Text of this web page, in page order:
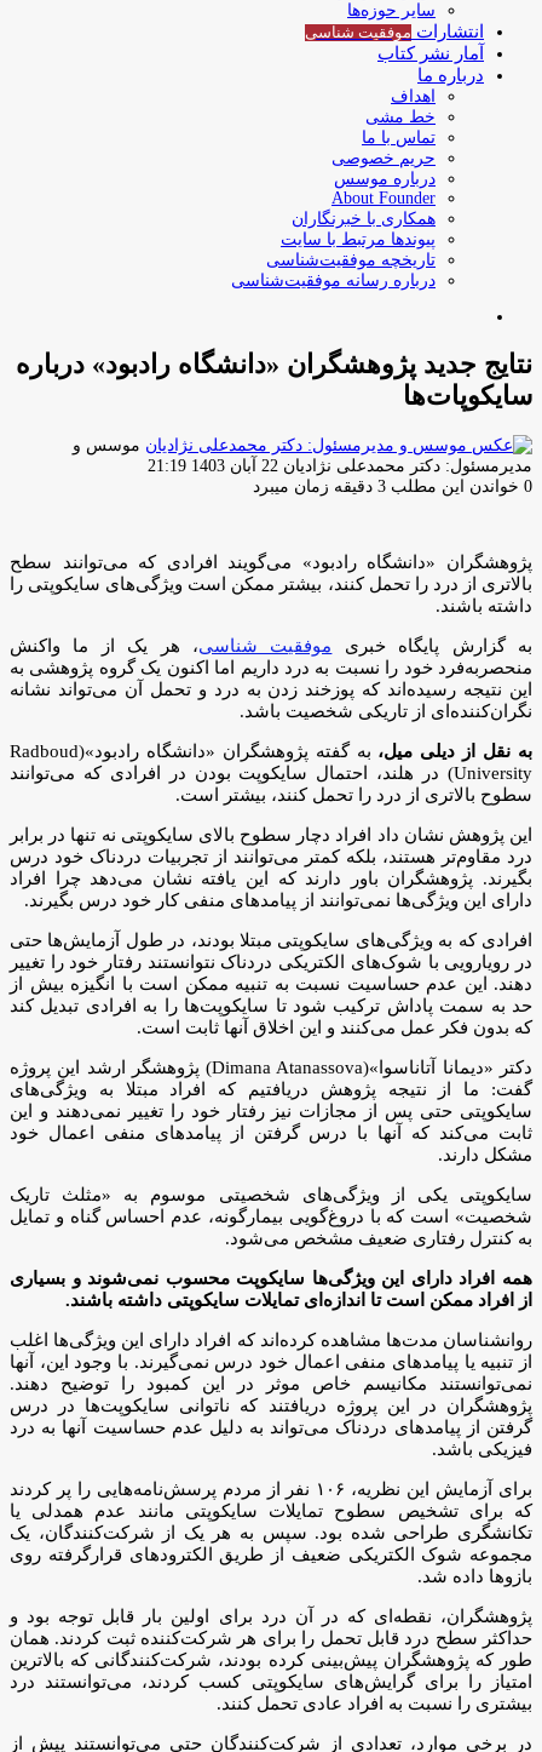
سایر حوزه‌ها
انتشارات موفقیت‌ شناسی
آمار نشر کتاب
درباره ما
اهداف
خط مشی
تماس با ما
حریم خصوصی
درباره موسس
About Founder
همکاری با خبرنگاران
پیوندها مرتبط با سایت
تاریخچه موفقیت‌شناسی
درباره رسانه موفقیت‌شناسی
نتایج جدید پژوهشگران «دانشگاه رادبود» درباره
سایکوپات‌ها
موسس و
مدیرمسئول: دکتر محمدعلی نژادیان ارسال
ایمیل
22 آبان 1403 21:19
0 خواندن این مطلب 3 دقیقه زمان میبرد
پژوهشگران «دانشگاه رادبود» می‌گویند افرادی که می‌توانند سطح
بالاتری از درد را تحمل کنند، بیشتر ممکن است ویژگی‌های سایکوپتی را
داشته باشند.
به گزارش پایگاه خبری موفقیت شناسی، هر یک از ما واکنش
منحصربه‌فرد خود را نسبت به درد داریم اما اکنون یک گروه پژوهشی به
این نتیجه رسیده‌اند که پوزخند زدن به درد و تحمل آن می‌تواند نشانه
نگران‌کننده‌ای از تاریکی شخصیت باشد.
به نقل از دیلی میل،
به گفته پژوهشگران «دانشگاه رادبود»(Radboud
University) در هلند، احتمال سایکوپت بودن در افرادی که می‌توانند
سطوح بالاتری از درد را تحمل کنند، بیشتر است.
این پژوهش نشان داد افراد دچار سطوح بالای سایکوپتی نه تنها در برابر
درد مقاوم‌تر هستند، بلکه کمتر می‌توانند از تجربیات دردناک خود درس
بگیرند. پژوهشگران باور دارند که این یافته نشان می‌دهد چرا افراد
دارای این ویژگی‌ها نمی‌توانند از پیامدهای منفی کار خود درس بگیرند.
افرادی که به ویژگی‌های سایکوپتی مبتلا بودند، در طول آزمایش‌ها حتی
در رویارویی با شوک‌های الکتریکی دردناک نتوانستند رفتار خود را تغییر
دهند. این عدم حساسیت نسبت به تنبیه ممکن است با انگیزه بیش از
حد به سمت پاداش ترکیب شود تا سایکوپت‌ها را به افرادی تبدیل کند
که بدون فکر عمل می‌کنند و این اخلاق آنها ثابت است.
دکتر «دیمانا آتاناسوا»(Dimana Atanassova) پژوهشگر ارشد این پروژه
گفت: ما از نتیجه پژوهش‌ دریافتیم که افراد مبتلا به ویژگی‌های
سایکوپتی حتی پس از مجازات نیز رفتار خود را تغییر نمی‌دهند و این
ثابت می‌کند که آنها با درس گرفتن از پیامدهای منفی اعمال خود
مشکل دارند.
سایکوپتی یکی از ویژگی‌های شخصیتی موسوم به «مثلث تاریک
شخصیت» است که با دروغ‌گویی بیمارگونه، عدم احساس گناه و تمایل
به کنترل رفتاری ضعیف مشخص می‌شود.
همه افراد دارای این ویژگی‌ها سایکوپت محسوب نمی‌شوند و بسیاری
از افراد ممکن است تا اندازه‌ای تمایلات سایکوپتی داشته باشند.
روانشناسان مدت‌ها مشاهده کرده‌اند که افراد دارای این ویژگی‌ها اغلب
از تنبیه یا پیامدهای منفی اعمال خود درس نمی‌گیرند. با وجود این، آنها
نمی‌توانستند مکانیسم خاص موثر در این کمبود را توضیح دهند.
پژوهشگران در این پروژه دریافتند که ناتوانی سایکوپت‌ها در درس
گرفتن از پیامدهای دردناک می‌تواند به دلیل عدم حساسیت آنها به درد
فیزیکی باشد.
برای آزمایش این نظریه، ۱۰۶ نفر از مردم پرسش‌نامه‌هایی را پر کردند
که برای تشخیص سطوح تمایلات سایکوپتی مانند عدم همدلی یا
تکانشگری طراحی شده بود. سپس به هر یک از شرکت‌کنندگان، یک
مجموعه شوک الکتریکی ضعیف از طریق الکترودهای قرارگرفته روی
بازوها داده شد.
پژوهشگران، نقطه‌ای که در آن درد برای اولین بار قابل توجه بود و
حداکثر سطح درد قابل تحمل را برای هر شرکت‌کننده ثبت کردند. همان
طور که پژوهشگران پیش‌بینی کرده بودند، شرکت‌کنندگانی که بالاترین
امتیاز را برای گرایش‌های سایکوپتی کسب کردند، می‌توانستند درد
بیشتری را نسبت به افراد عادی تحمل کنند.
در برخی موارد، تعدادی از شرکت‌کنندگان حتی می‌توانستند پیش از